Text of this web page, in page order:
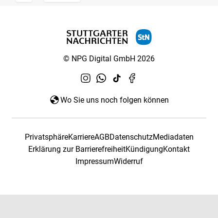
© NPG Digital GmbH 2026
Wo Sie uns noch folgen können
PrivatsphäreKarriereAGBDatenschutzMediadaten
Erklärung zur BarrierefreiheitKündigungKontakt
ImpressumWiderruf